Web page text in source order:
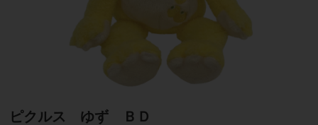
ピクルス ゆず ＢＤ